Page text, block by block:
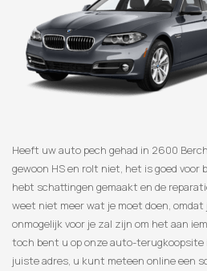
Heeft uw auto pech gehad in 2600
gewoon HS en rolt niet, het is goed voor
hebt schattingen gemaakt en de
weet niet meer wat je moet doen,
onmogelijk voor je zal zijn om het aan
toch bent u op onze auto-
juiste adres, u kunt meteen online een